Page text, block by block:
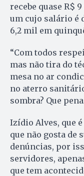
recebe quase R$
um cujo salário é
6,2 mil em
“Com todos
mas não tira do
mesa no ar
no aterro
sombra? Que
Izídio Alves, que
que não gosta de
denúncias, por
servidores,
que tem